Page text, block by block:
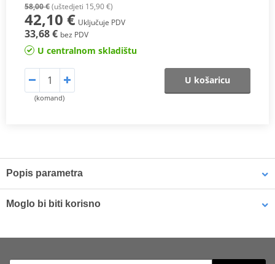
58,00 €(uštedjeti 15,90 €)
42,10 € Uključuje PDV
33,68 € bez PDV
U centralnom skladištu
(komand)
U košaricu
Popis parametra
It features aconsistent friction coefficient under all operating
Moglo bi biti korisno
ml (ideal for workshops)